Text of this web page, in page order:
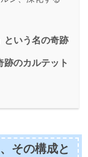
という名の奇跡
跡のカルテット
その構成と